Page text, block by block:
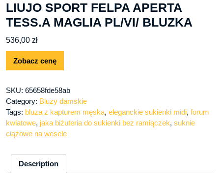
LIUJO SPORT FELPA APERTA
TESS.A MAGLIA PL/VI/ BLUZKA
536,00 zł
Zobacz cenę
SKU: 65658fde58ab
Category: Bluzy damskie
Tags: bluza z kapturem męska, eleganckie sukienki midi, forum
kwiatowe, jaka biżuteria do sukienki bez ramiączek, suknie
ciążowe na wesele
Description